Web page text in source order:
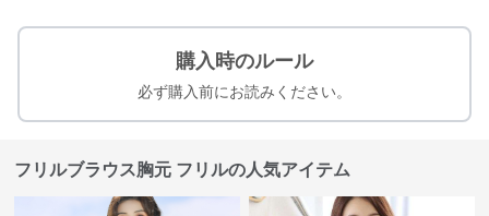
購入時のルール
必ず購入前にお読みください。
フリルブラウス胸元 フリルの人気アイテム